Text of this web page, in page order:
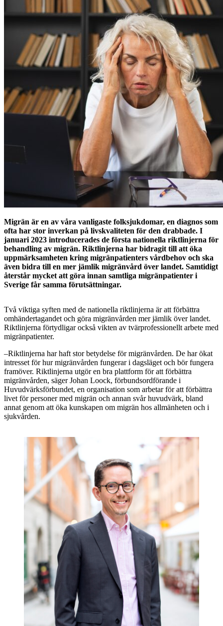
Migrän är en av våra vanligaste folksjukdomar, en diagnos som
ofta har stor inverkan på livskvaliteten för den drabbade. I
januari 2023 introducerades de första nationella riktlinjerna för
behandling av migrän. Riktlinjerna har bidragit till att öka
uppmärksamheten kring migränpatienters vårdbehov och ska
även bidra till en mer jämlik migränvård över landet. Samtidigt
återstår mycket att göra innan samtliga migränpatienter i
Sverige får samma förutsättningar.
Två viktiga syften med de nationella riktlinjerna är att förbättra
omhändertagandet och göra migränvården mer jämlik över landet.
Riktlinjerna förtydligar också vikten av tvärprofessionellt arbete med
migränpatienter.
–Riktlinjerna har haft stor betydelse för migränvården. De har ökat
intresset för hur migränvården fungerar i dagsläget och bör fungera
framöver. Riktlinjerna utgör en bra plattform för att förbättra
migränvården, säger Johan Loock, förbundsordförande i
Huvudvärksförbundet, en organisation som arbetar för att förbättra
livet för personer med migrän och annan svår huvudvärk, bland
annat genom att öka kunskapen om migrän hos allmänheten och i
sjukvården.